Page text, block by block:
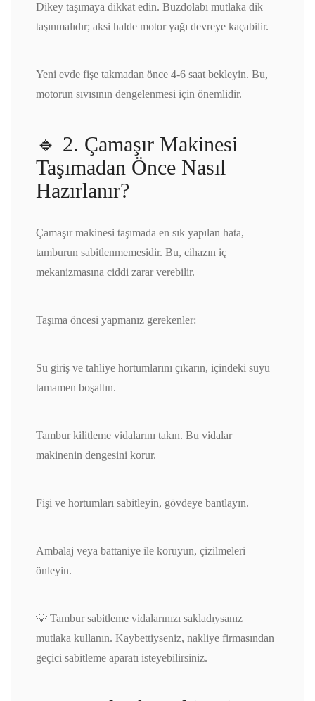
Dikey taşımaya dikkat edin. Buzdolabı mutlaka dik
taşınmalıdır; aksi halde motor yağı devreye kaçabilir.
Yeni evde fişe takmadan önce 4-6 saat bekleyin. Bu,
motorun sıvısının dengelenmesi için önemlidir.
🔹 2. Çamaşır Makinesi
Taşımadan Önce Nasıl
Hazırlanır?
Çamaşır makinesi taşımada en sık yapılan hata,
tamburun sabitlenmemesidir. Bu, cihazın iç
mekanizmasına ciddi zarar verebilir.
Taşıma öncesi yapmanız gerekenler:
Su giriş ve tahliye hortumlarını çıkarın, içindeki suyu
tamamen boşaltın.
Tambur kilitleme vidalarını takın. Bu vidalar
makinenin dengesini korur.
Fişi ve hortumları sabitleyin, gövdeye bantlayın.
Ambalaj veya battaniye ile koruyun, çizilmeleri
önleyin.
💡 Tambur sabitleme vidalarınızı sakladıysanız
mutlaka kullanın. Kaybettiyseniz, nakliye firmasından
geçici sabitleme aparatı isteyebilirsiniz.